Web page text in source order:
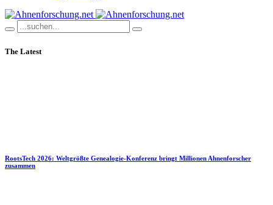
The Latest
RootsTech 2026: Weltgrößte Genealogie-Konferenz bringt Millionen Ahnenforscher
zusammen